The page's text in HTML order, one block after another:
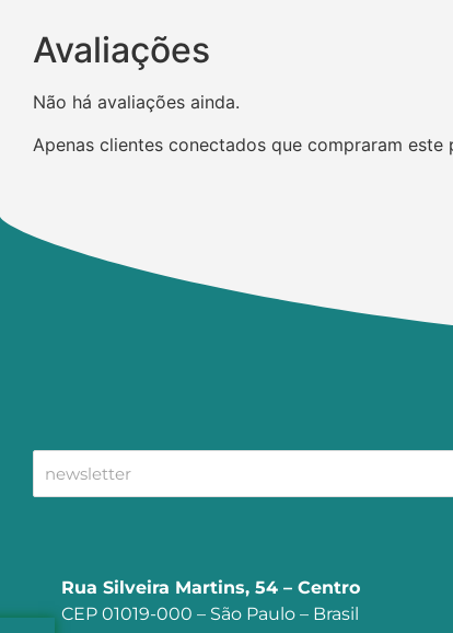
Avaliações
Não há avaliações ainda.
Apenas clientes conectados que compraram
Rua Silveira Martins, 54 – Centro
CEP 01019-000 – São Paulo – Brasil